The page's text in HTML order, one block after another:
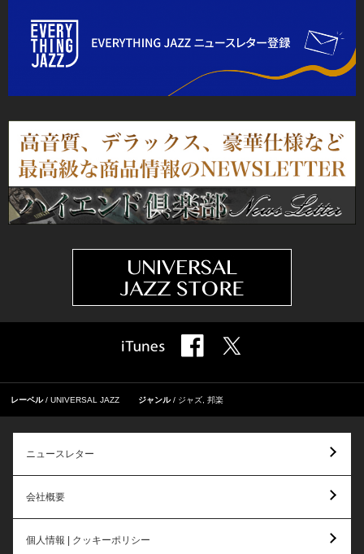
レーベル UNIVERSAL JAZZ ジャンル ジャズ 邦楽
ニュースレター
会社概要
個人情報 | クッキーポリシー